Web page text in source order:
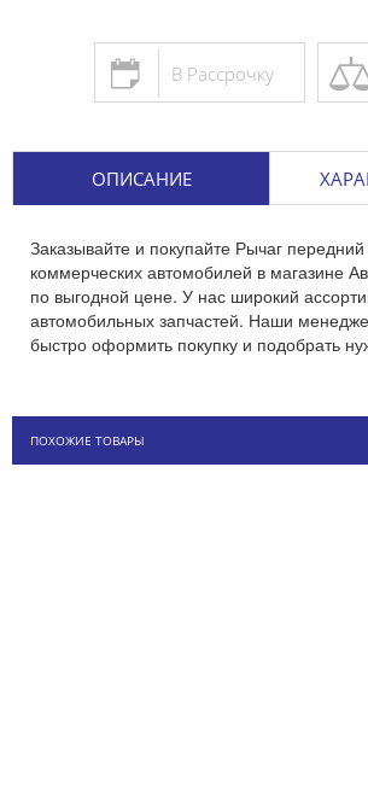
В Рассрочку
ОПИСАНИЕ
Заказывайте и покупайте Рычаг
коммерческих автомобилей в магазине
по выгодной цене. У нас широкий
автомобильных запчастей. Наши
быстро оформить покупку и подобрать
ПОХОЖИЕ ТОВАРЫ